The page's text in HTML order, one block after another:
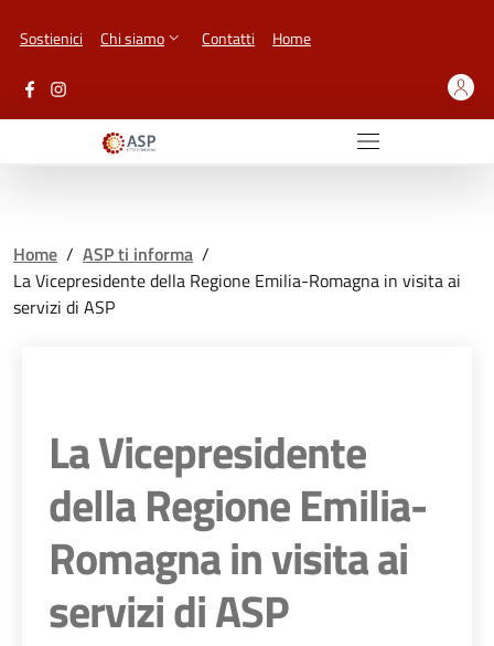
Sostienici Chi siamo Contatti Home
Home / ASP ti informa /
La Vicepresidente della Regione Emilia-Romagna in visita ai
servizi di ASP
La Vicepresidente
della Regione Emilia-
Romagna in visita ai
servizi di ASP